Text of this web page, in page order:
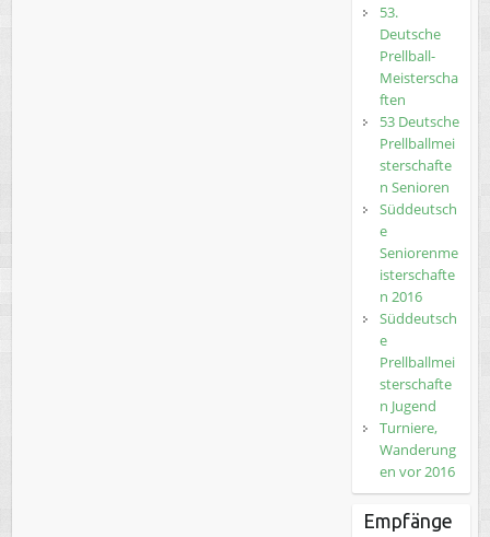
53.
Deutsche
Prellball-
Meisterscha
ften
53 Deutsche
Prellballmei
sterschafte
n Senioren
Süddeutsch
e
Seniorenme
isterschafte
n 2016
Süddeutsch
e
Prellballmei
sterschafte
n Jugend
Turniere,
Wanderung
en vor 2016
Empfänge